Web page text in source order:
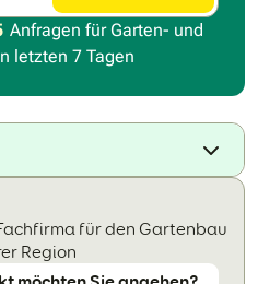
Anfragen für Garten- und
letzten 7 Tagen
für den Gartenbau
Region